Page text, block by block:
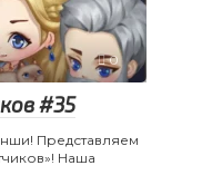
0
#35
Представляем
Наша